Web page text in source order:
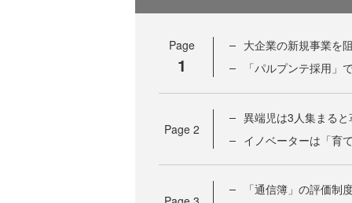
Page
1
大企業の新規事業を
「パルプンテ採用」
Page 2
異端児は3人集まる
イノベーターは「育
「通信簿」の評価制